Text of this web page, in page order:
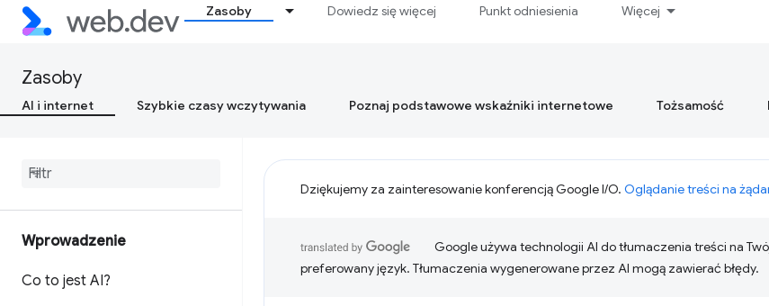
Zasoby Dowiedz się więcej Punkt odniesienia Więcej
Zasoby
AI i internet Szybkie czasy wczytywania Poznaj podstawowe wskaźniki internetowe Tożsamość
Wprowadzenie
Co to jest AI?
Dziękujemy za zainteresowanie konferencją Google I/O. Oglądanie treści na
Google używa technologii AI do tłumaczenia treści na
preferowany język. Tłumaczenia wygenerowane przez AI mogą zawierać błędy.